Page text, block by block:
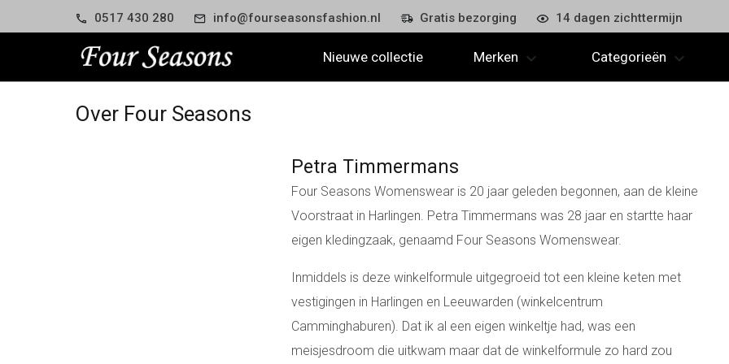
0517 430 280 info@fourseasonsfashion.nl Gratis bezorging 14 dagen zichttermijn
Nieuwe collectie Merken Categorieën
Over Four Seasons
Petra Timmermans
Four Seasons Womenswear is 20 jaar geleden begonnen, aan de kleine
Voorstraat in Harlingen. Petra Timmermans was 28 jaar en startte haar
eigen kledingzaak, genaamd Four Seasons Womenswear.
Inmiddels is deze winkelformule uitgegroeid tot een kleine keten met
vestigingen in Harlingen en Leeuwarden (winkelcentrum
Camminghaburen). Dat ik al een eigen winkeltje had, was een
meisjesdroom die uitkwam maar dat de winkelformule zo hard zou